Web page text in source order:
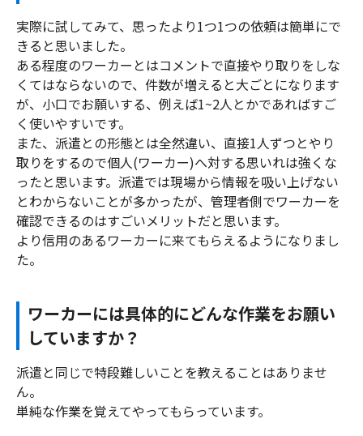
実際に試してみて、思ったより1つ1つの依頼は簡単にで
きると思いました。
ある程度のワーカーとはコメントで直接やり取りをしな
くてはならないので、件数が増えると大ごとになります
が、小口でお願いする、例えば1~2人とかであればすご
く使いやすいです。
また、派遣との形態とは全然違い、直接1人ずつとやり
取りをするので個人(ワーカー)へ対する思いれは強くな
ったと思います。派遣では現場から情報を吸い上げない
とわからないことが多かったが、管理者側でワーカーを
確認できるのはすごいメリットだと思います。
より信用のあるワーカーに来てもらえるようになりまし
た。
ワーカーには具体的にどんな作業をお願い
していますか？
派遣と同じで特段難しいことを教えることはありませ
ん。
単純な作業を覚えてやってもらっています。